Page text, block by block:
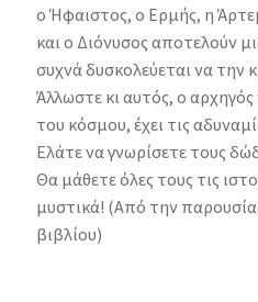
ο Ήφαιστος, ο Ερμής, η
και ο Διόνυσος αποτελούν
συχνά δυσκολεύεται να την
Άλλωστε κι αυτός, ο
του κόσμου, έχει τις
Ελάτε να γνωρίσετε τους
Θα μάθετε όλες τους τις
μυστικά! (Από την
βιβλίου)